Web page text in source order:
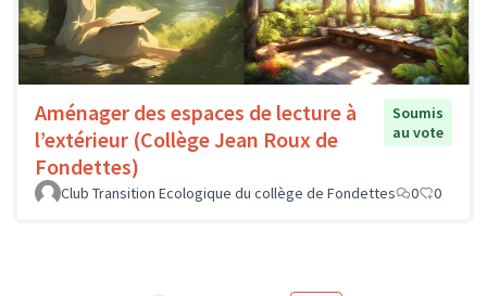
Aménager des espaces de lecture à
l’extérieur (Collège Jean Roux de
Fondettes)
Soumis
au vote
Club Transition Ecologique du collège de Fondettes 0 0